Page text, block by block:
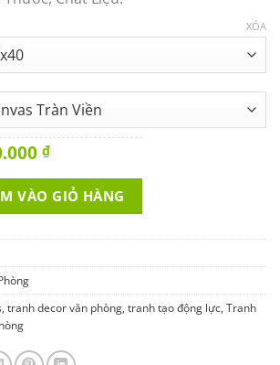
XÓA
₫.
₫Current
is:
160.000 ₫.
Ngừng Nói Và Bắt Tay Vào Làm - TVP-012
VÀO GIỎ HÀNG
, tranh decor văn phòng, tranh tạo động lực, Tranh